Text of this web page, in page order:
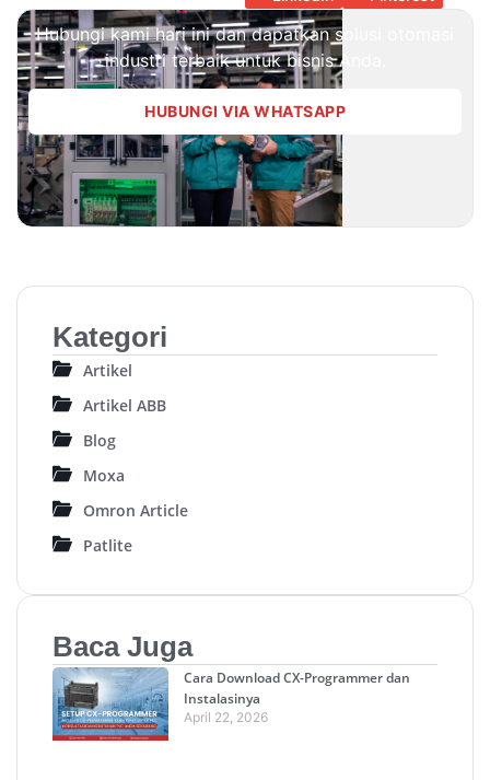
Hubungi kami hari ini dan dapatkan solusi otomasi
industri terbaik untuk bisnis Anda.
HUBUNGI VIA WHATSAPP
Kategori
Artikel
Artikel ABB
Blog
Moxa
Omron Article
Patlite
Baca Juga
Cara Download CX-Programmer dan
Instalasinya
April 22, 2026